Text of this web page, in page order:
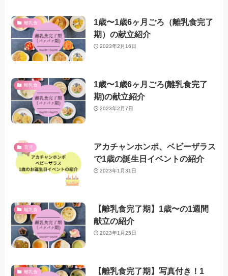
離乳食
1歳〜1歳6ヶ月ごろ（離乳食完了
期）の献立紹介
2023年2月16日
離乳食
1歳〜1歳6ヶ月ごろ(離乳食完了
期)の献立紹介
2023年2月7日
育児
アカチャンホンポ、ベビーザラス
で1歳の誕生日イベントの紹介
2023年1月31日
離乳食
【離乳食完了期】1歳〜の1週間
献立の紹介
2023年1月25日
離乳食
【離乳食完了期】写真付き！1